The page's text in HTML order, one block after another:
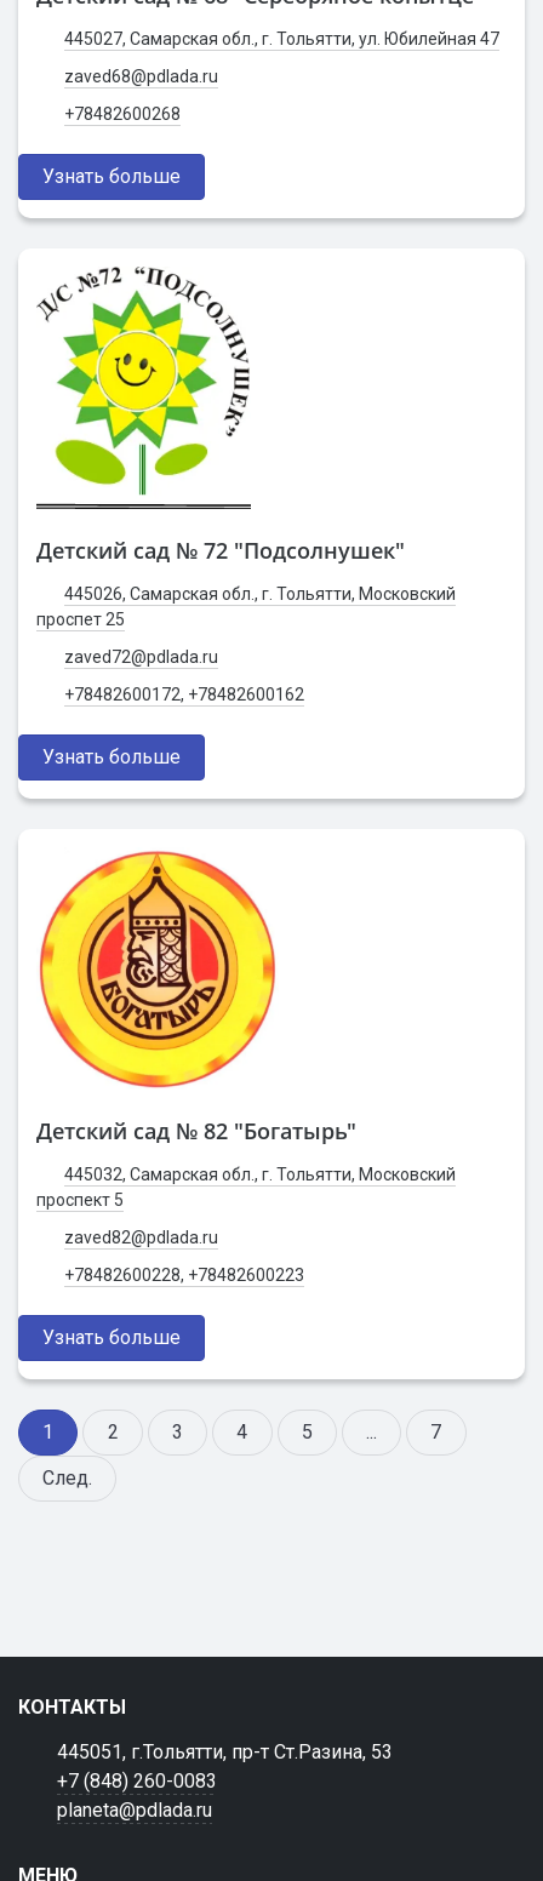
445027, Самарская обл., г. Тольятти, ул. Юбилейная 47
zaved68@pdlada.ru
+78482600268
Узнать больше
Детский сад № 72 "Подсолнушек"
445026, Самарская обл., г. Тольятти, Московский
проспет 25
zaved72@pdlada.ru
+78482600172, +78482600162
Узнать больше
Детский сад № 82 "Богатырь"
445032, Самарская обл., г. Тольятти, Московский
проспект 5
zaved82@pdlada.ru
+78482600228, +78482600223
Узнать больше
1 2 3 4 5 ...
7
След.
КОНТАКТЫ
445051, г.Тольятти, пр-т Ст.Разина, 53
+7 (848) 260-0083
planeta@pdlada.ru
МЕНЮ